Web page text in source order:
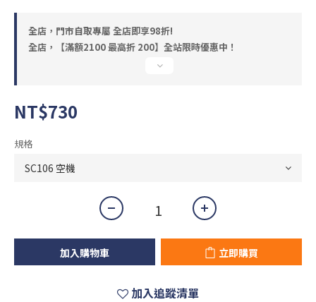
全店，門市自取專屬 全店即享98折!
全店，【滿額2100 最高折 200】全站限時優惠中！
NT$730
規格
加入購物車 立即購買
加入追蹤清單